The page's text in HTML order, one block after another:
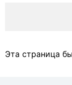
Эта страница